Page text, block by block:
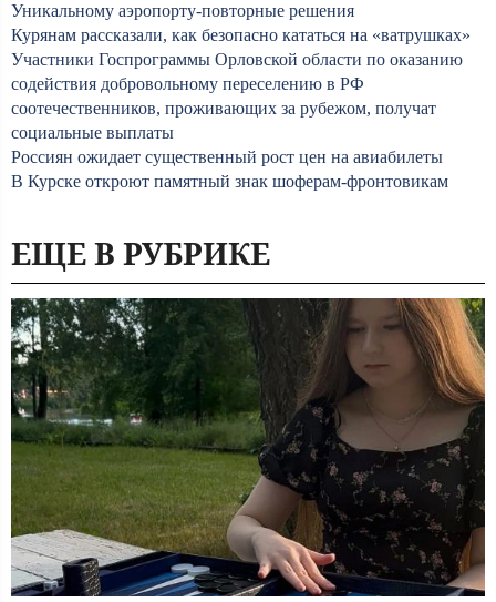
Уникальному аэропорту-повторные решения
Курянам рассказали, как безопасно кататься на «ватрушках»
Участники Госпрограммы Орловской области по оказанию
содействия добровольному переселению в РФ
соотечественников, проживающих за рубежом, получат
социальные выплаты
Россиян ожидает существенный рост цен на авиабилеты
В Курске откроют памятный знак шоферам-фронтовикам
ЕЩЕ В РУБРИКЕ